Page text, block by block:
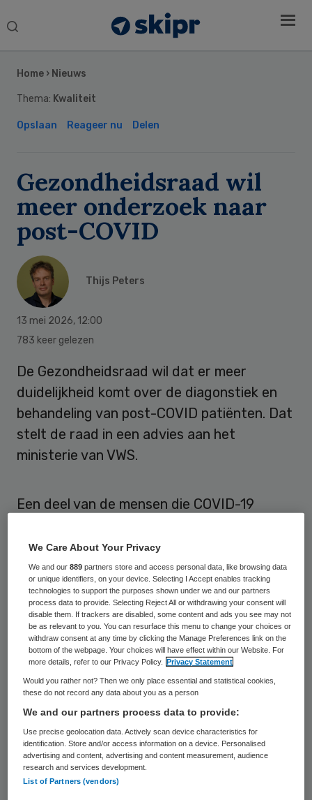
Search
Home › Nieuws
Thema: Kwaliteit
Opslaan Reageer nu Delen
Gezondheidsraad wil
meer onderzoek naar
post-COVID
Thijs Peters
13 mei 2026, 12:00
783 keer gelezen
De Gezondheidsraad wil dat er meer
duidelijkheid komt over de diagonstiek en
behandeling van post-COVID patiënten. Dat
stelt de raad in een advies aan het
ministerie van VWS.
Een deel van de mensen die COVID-19
klachten die lang aanhouden, ook wel post-
COVID (of long COVID) genoemd. De
klachten kunnen verschillen per persoon en
kunnen met de tijd veranderen. Hierbij kan
het bijvoorbeeld gaan om vermoeidheid,
kortademigheid, slaapproblemen of
concentratie- of geheugenproblemen.
Het ministerie van VWS heeft de
Gezondheidsraad gevraagd om de stand
van de wetenschap rondom post-COVID in
kaart te brengen en aandacht te besteden
aan hoe post-COVID zich verhoudt tot
Sidebar
We Care About Your Privacy
We and our889 partners store and access personal data, like browsing data
or unique identifiers, on your device. Selecting I Accept enables tracking
technologies to support the purposes shown under we and our partners
process data to provide. Selecting Reject All or withdrawing your consent will
disable them. If trackers are disabled, some content and ads you see may not
be as relevant to you. You can resurface this menu to change your choices or
withdraw consent at any time by clicking the Manage Preferences link on the
bottom of the webpage. Your choices will have effect within our Website. For
more details, refer to our Privacy Policy.
Privacy Statement
Would you rather not? Then we only place essential and statistical cookies,
these do not record any data about you as a person
We and our partners process data to provide:
Use precise geolocation data. Actively scan device characteristics for
identification. Store and/or access information on a device. Personalised
advertising and content, advertising and content measurement, audience
research and services development.
List of Partners (vendors)